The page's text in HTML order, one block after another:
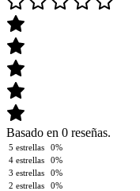
Basado en 0 reseñas.
5 estrellas
0%
4 estrellas
0%
3 estrellas
0%
2 estrellas
0%